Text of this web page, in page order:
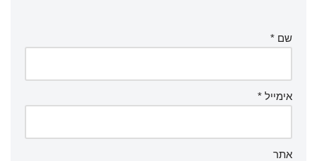
שם *
אימייל *
אתר